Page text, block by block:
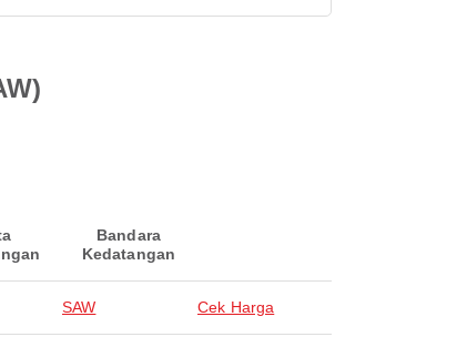
Bandara
Kedatangan
SAW Cek Harga